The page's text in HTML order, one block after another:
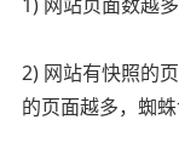
1) 网站页面数越
2) 网站有快照的
的页面越多，蜘蛛